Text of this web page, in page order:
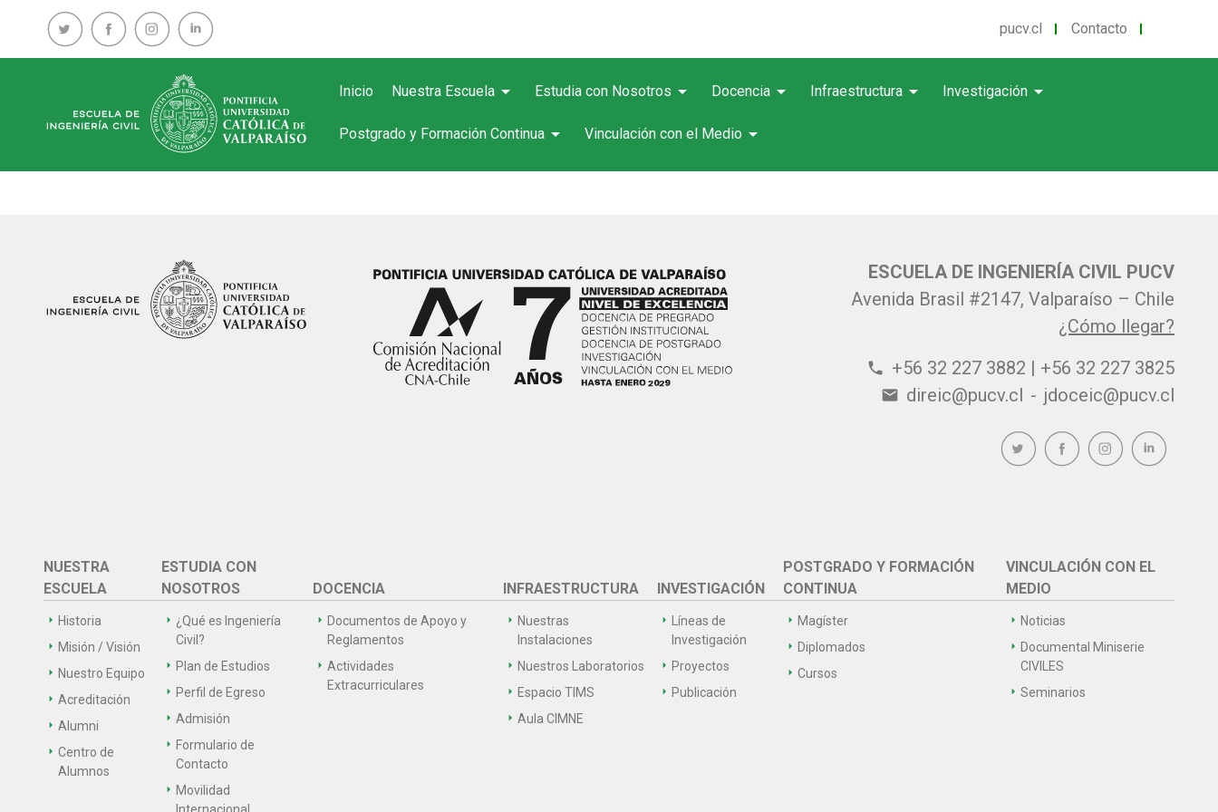
pucv.cl Contacto
Inicio Nuestra Escuela arrow_drop_down Estudia con Nosotros arrow_drop_down Docencia arrow_drop_down Infraestructura arrow_drop_down Investigación arrow_drop_down
Postgrado y Formación Continua arrow_drop_down Vinculación con el Medio arrow_drop_down
ESCUELA DE INGENIERÍA CIVIL PUCV
Avenida Brasil #2147, Valparaíso – Chile
¿Cómo llegar?
phone +56 32 227 3882 | +56 32 227 3825
email direic@pucv.cl - jdoceic@pucv.cl
NUESTRA
ESCUELA
Historia
Misión / Visión
Nuestro Equipo
Acreditación
Alumni
Centro de
Alumnos
ESTUDIA CON
NOSOTROS
¿Qué es Ingeniería
Civil?
Plan de Estudios
Perfil de Egreso
Admisión
Formulario de
Contacto
Movilidad
DOCENCIA
Documentos de Apoyo y
Reglamentos
Actividades
Extracurriculares
INFRAESTRUCTURA
Nuestras
Instalaciones
Nuestros Laboratorios
Espacio TIMS
Aula CIMNE
INVESTIGACIÓN
Líneas de
Investigación
Proyectos
Publicación
POSTGRADO Y FORMACIÓN
CONTINUA
Magíster
Diplomados
Cursos
VINCULACIÓN CON EL
MEDIO
Noticias
Documental Miniserie
CIVILES
Seminarios